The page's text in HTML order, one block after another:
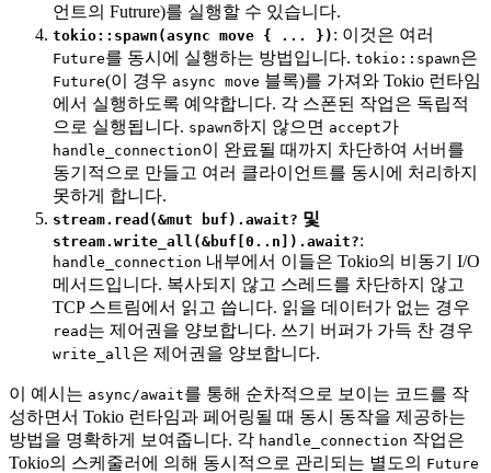
언트의 Futrure)를 실행할 수 있습니다.
tokio::spawn(async move { ... }) : 이것은 여러
Future를 동시에 실행하는 방법입니다. tokio::spawn은
Future(이 경우 async move 블록)를 가져와 Tokio 런타임
에서 실행하도록 예약합니다. 각 스폰된 작업은 독립적
으로 실행됩니다. spawn하지 않으면 accept가
handle_connection이 완료될 때까지 차단하여 서버를
동기적으로 만들고 여러 클라이언트를 동시에 처리하지
못하게 합니다.
stream.read(&mut buf).await? 및
stream.write_all(&buf[0..n]).await?:
handle_connection 내부에서 이들은 Tokio의 비동기 I/O
메서드입니다. 복사되지 않고 스레드를 차단하지 않고
TCP 스트림에서 읽고 씁니다. 읽을 데이터가 없는 경우
read 는 제어권을 양보합니다. 쓰기 버퍼가 가득 찬 경우
write_all 은 제어권을 양보합니다.
이 예시는 async/await를 통해 순차적으로 보이는 코드를 작
성하면서 Tokio 런타임과 페어링될 때 동시 동작을 제공하는
방법을 명확하게 보여줍니다. 각 handle_connection 작업은
Tokio의 스케줄러에 의해 동시적으로 관리되는 별도의 Future